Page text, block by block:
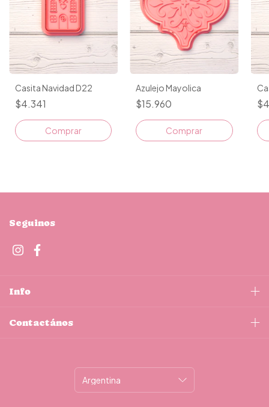
Casita Navidad D22
$4.341
Comprar
Azulejo Mayolica
$15.960
Comprar
Seguinos
Info
Contactános